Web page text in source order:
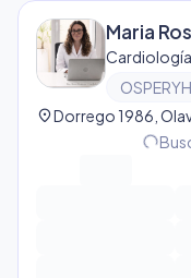
Maria
Cardiología
location_on
progress_activity